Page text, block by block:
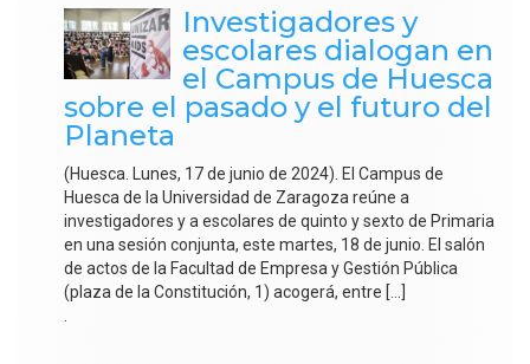
Investigadores y
escolares dialogan en
el Campus de Huesca
sobre el pasado y el futuro del
Planeta
(Huesca. Lunes, 17 de junio de 2024). El Campus de
Huesca de la Universidad de Zaragoza reúne a
investigadores y a escolares de quinto y sexto de Primaria
en una sesión conjunta, este martes, 18 de junio. El salón
de actos de la Facultad de Empresa y Gestión Pública
(plaza de la Constitución, 1) acogerá, entre […]